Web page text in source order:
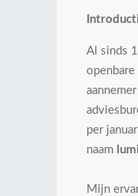
Al sinds
per
naam
Mijn